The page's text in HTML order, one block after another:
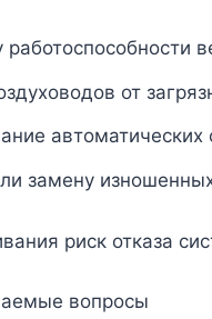
работоспособности
от
автоматических
замену
риск отказа
вопросы